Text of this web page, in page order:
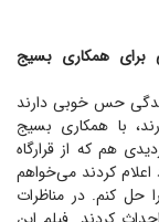
برای همکاری بسیج
حس خوبی دارند
با همکاری بسیج
هم که از قرارگاه
کردند می‌خواهم
حل کنم. در مناظرات